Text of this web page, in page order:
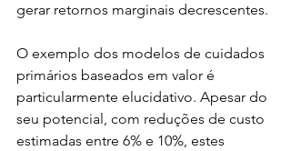
gerar retornos marginais decrescentes.
O exemplo dos modelos de cuidados
primários baseados em valor é
particularmente elucidativo. Apesar do
seu potencial, com reduções de custo
estimadas entre 6% e 10%, estes